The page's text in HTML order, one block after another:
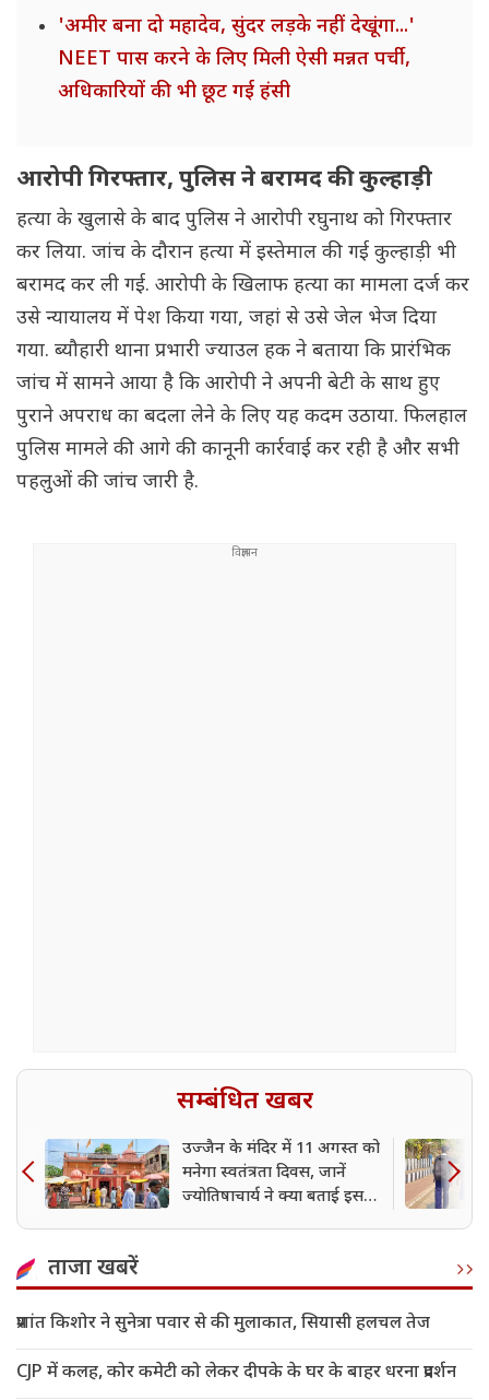
'अमीर बना दो महादेव, सुंदर लड़के नहीं देखूंगा...'
NEET पास करने के लिए मिली ऐसी मन्नत पर्ची,
अधिकारियों की भी छूट गई हंसी
आरोपी गिरफ्तार, पुलिस ने बरामद की कुल्हाड़ी
हत्या के खुलासे के बाद पुलिस ने आरोपी रघुनाथ को गिरफ्तार
कर लिया. जांच के दौरान हत्या में इस्तेमाल की गई कुल्हाड़ी भी
बरामद कर ली गई. आरोपी के खिलाफ हत्या का मामला दर्ज कर
उसे न्यायालय में पेश किया गया, जहां से उसे जेल भेज दिया
गया. ब्यौहारी थाना प्रभारी ज्याउल हक ने बताया कि प्रारंभिक
जांच में सामने आया है कि आरोपी ने अपनी बेटी के साथ हुए
पुराने अपराध का बदला लेने के लिए यह कदम उठाया. फिलहाल
पुलिस मामले की आगे की कानूनी कार्रवाई कर रही है और सभी
पहलुओं की जांच जारी है.
सम्बंधित खबर
उज्जैन के मंदिर में 11 अगस्त को
मनेगा स्वतंत्रता दिवस, जानें
ज्योतिषाचार्य ने क्या बताई इसकी
ताजा खबरें
प्रशांत किशोर ने सुनेत्रा पवार से की मुलाकात, सियासी हलचल तेज
CJP में कलह, कोर कमेटी को लेकर दीपके के घर के बाहर धरना प्रदर्शन